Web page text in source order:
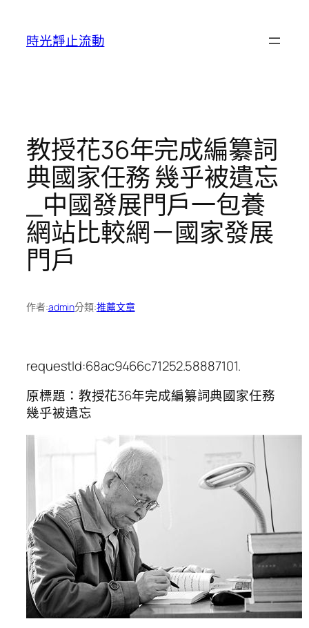
時光靜止流動
教授花36年完成編纂詞
典國家任務 幾乎被遺忘
_中國發展門戶一包養
網站比較網－國家發展
門戶
作者:admin分類:推薦文章
requestId:68ac9466c71252.58887101.
原標題：教授花36年完成編纂詞典國家任務
幾乎被遺忘